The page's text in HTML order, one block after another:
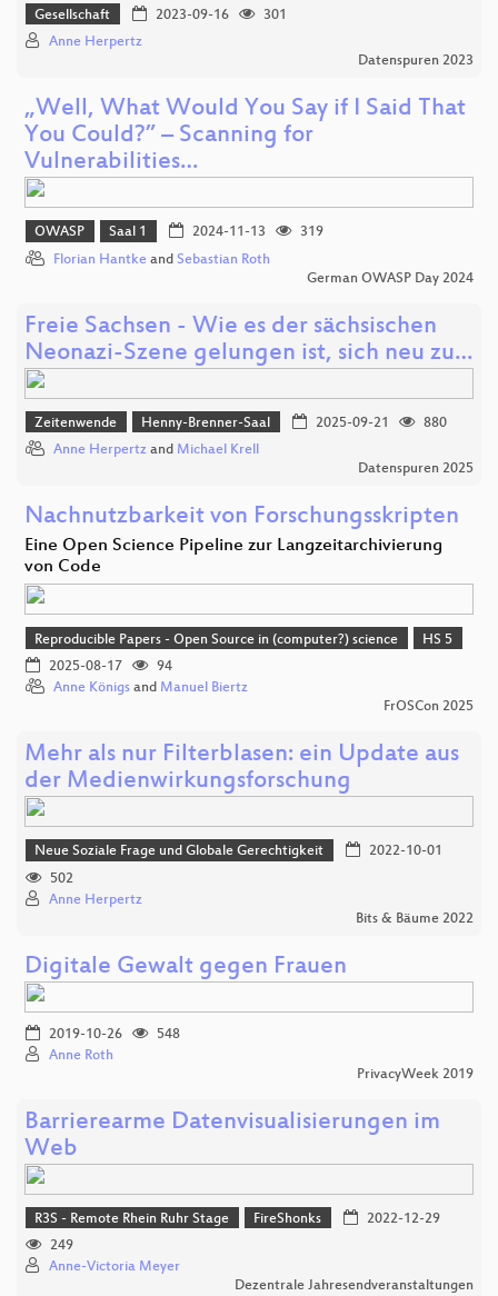
Gesellschaft 2023-09-16
301
Anne Herpertz
Datenspuren 2023
„Well, What Would You Say if I Said That
You Could?” – Scanning for
Vulnerabilities…
OWASP Saal 1 2024-11-13
319
Florian Hantke and Sebastian Roth
German OWASP Day 2024
Freie Sachsen - Wie es der sächsischen
Neonazi-Szene gelungen ist, sich neu zu…
Zeitenwende Henny-Brenner-Saal 2025-09-21
880
Anne Herpertz and Michael Krell
Datenspuren 2025
Nachnutzbarkeit von Forschungsskripten
Eine Open Science Pipeline zur Langzeitarchivierung
von Code
Reproducible Papers - Open Source in (computer?) science
HS 5
2025-08-17
94
Anne Königs and Manuel Biertz
FrOSCon 2025
Mehr als nur Filterblasen: ein Update aus
der Medienwirkungsforschung
Neue Soziale Frage und Globale Gerechtigkeit
2022-10-01
502
Anne Herpertz
Bits & Bäume 2022
Digitale Gewalt gegen Frauen
2019-10-26
548
Anne Roth
PrivacyWeek 2019
Barrierearme Datenvisualisierungen im
Web
R3S - Remote Rhein Ruhr Stage FireShonks
2022-12-29
249
Anne-Victoria Meyer
Dezentrale Jahresendveranstaltungen